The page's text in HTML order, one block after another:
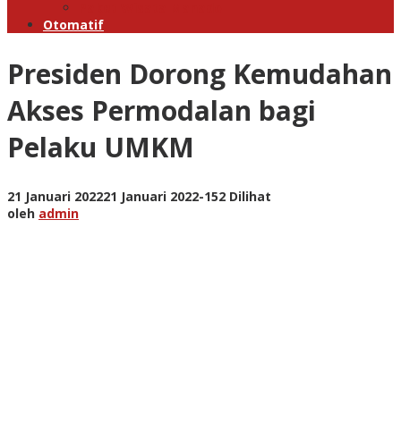
Otomatif
Presiden Dorong Kemudahan
Akses Permodalan bagi
Pelaku UMKM
21 Januari 202221 Januari 2022oleh
-152 Dilihat
oleh admin